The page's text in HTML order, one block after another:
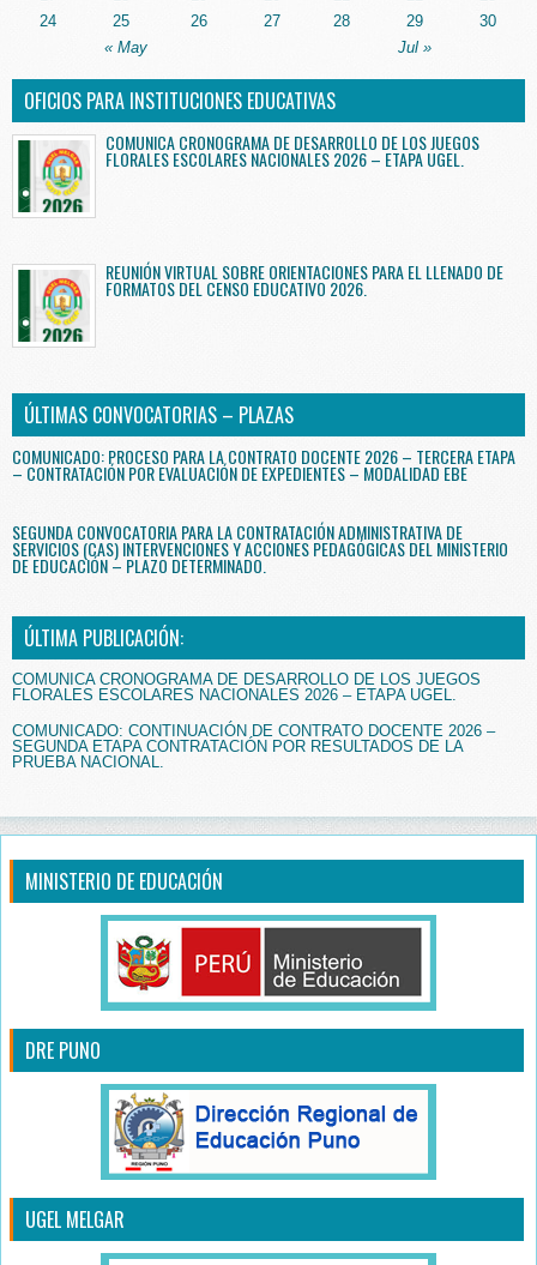
« May Jul »
24
25 26 27 28 29 30
OFICIOS PARA INSTITUCIONES EDUCATIVAS
COMUNICA CRONOGRAMA DE DESARROLLO DE LOS JUEGOS
FLORALES ESCOLARES NACIONALES 2026 – ETAPA UGEL.
REUNIÓN VIRTUAL SOBRE ORIENTACIONES PARA EL LLENADO DE
FORMATOS DEL CENSO EDUCATIVO 2026.
ÚLTIMAS CONVOCATORIAS – PLAZAS
COMUNICADO: PROCESO PARA LA CONTRATO DOCENTE 2026 – TERCERA ETAPA
– CONTRATACIÓN POR EVALUACIÓN DE EXPEDIENTES – MODALIDAD EBE
SEGUNDA CONVOCATORIA PARA LA CONTRATACIÓN ADMINISTRATIVA DE
SERVICIOS (CAS) INTERVENCIONES Y ACCIONES PEDAGÓGICAS DEL MINISTERIO
DE EDUCACIÓN – PLAZO DETERMINADO.
ÚLTIMA PUBLICACIÓN:
COMUNICA CRONOGRAMA DE DESARROLLO DE LOS JUEGOS
FLORALES ESCOLARES NACIONALES 2026 – ETAPA UGEL.
COMUNICADO: CONTINUACIÓN DE CONTRATO DOCENTE 2026 –
SEGUNDA ETAPA CONTRATACIÓN POR RESULTADOS DE LA
PRUEBA NACIONAL.
MINISTERIO DE EDUCACIÓN
DRE PUNO
UGEL MELGAR